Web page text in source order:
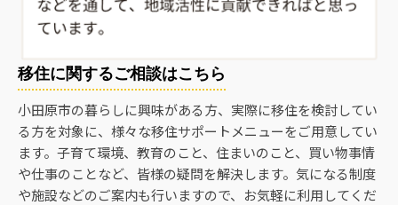
移住に関するご相談はこちら
小田原市の暮らしに興味がある方、実際に移住を検討してい
る方を対象に、様々な移住サポートメニューをご用意してい
ます。子育て環境、教育のこと、住まいのこと、買い物事情
や仕事のことなど、皆様の疑問を解決します。気になる制度
や施設などのご案内も行いますので、お気軽に利用してくだ